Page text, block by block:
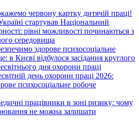
червону картку дитячій праці!
стартував Національний
рівні можливості починаються з
середовища
здорове психосоціальне
в Києві відбулося засідання круглого
дня охорони праці
день охорони праці 2026:
психосоціальне робоче
працівники в зоні ризику: чому
не можна залишати